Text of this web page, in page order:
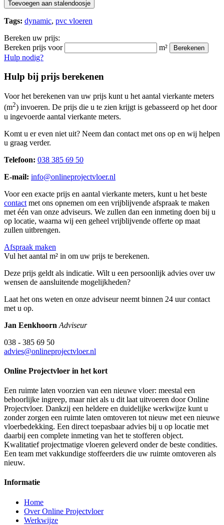
Toevoegen aan stalendoosje
Tags: dynamic, pvc vloeren
Bereken uw prijs:
Bereken prijs voor
m² Berekenen
Hulp nodig?
Hulp bij prijs berekenen
Voor het berekenen van uw prijs kunt u het aantal vierkante meters
(m2) invoeren. De prijs die u te zien krijgt is gebasseerd op het door
u ingevoerde aantal vierkante meters.
Komt u er even niet uit? Neem dan contact met ons op en wij helpen
u graag verder.
Telefoon: 038 385 69 50
E-mail: info@onlineprojectvloer.nl
Voor een exacte prijs en aantal vierkante meters, kunt u het beste
contact met ons opnemen om een vrijblijvende afspraak te maken
met één van onze adviseurs. We zullen dan een inmeting doen bij u
op locatie, waarna wij een geheel vrijblijvende offerte op maat
zullen uitbrengen.
Afspraak maken
Vul het aantal m² in om uw prijs te berekenen.
Deze prijs geldt als indicatie. Wilt u een persoonlijk advies over uw
wensen de aansluitende mogelijkheden?
Laat het ons weten en onze adviseur neemt binnen 24 uur contact
met u op.
Jan Eenkhoorn Adviseur
038 - 385 69 50
advies@onlineprojectvloer.nl
Online Projectvloer in het kort
Een ruimte laten voorzien van een nieuwe vloer: meestal een
behoorlijke ingreep, maar niet als u dit laat uitvoeren door Online
Projectvloer. Dankzij een heldere en duidelijke werkwijze kunt u
zonder zorgen een ruimte laten omtoveren tot nieuw met een nieuwe
vloerbedekking. Een direct toepasbaar advies bij u op locatie met
daarbij een complete inmeting van het te stofferen object.
Kwalitatief projectmatige vloeren geleverd onder de beste condities.
Een team met vakkundige stoffeerders die uw ruimte omtoveren als
nieuw.
Informatie
Home
Over Online Projectvloer
Werkwijze